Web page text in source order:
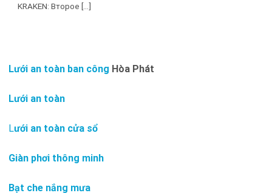
KRAKEN: Второе [...]
Lưới an toàn ban công Hòa Phát
Lưới an toàn
Lưới an toàn cửa sổ
Giàn phơi thông minh
Bạt che nắng mưa